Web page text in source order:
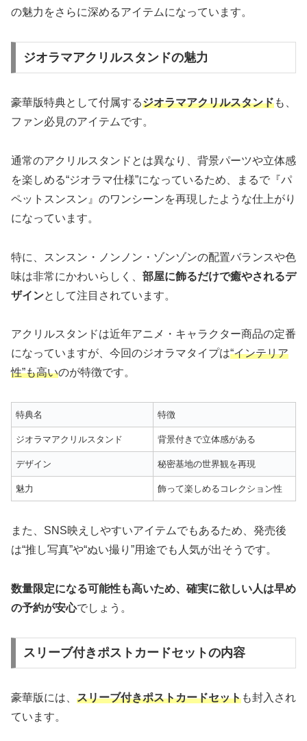
の魅力をさらに深めるアイテムになっています。
ジオラマアクリルスタンドの魅力
豪華版特典として付属するジオラマアクリルスタンドも、
ファン必見のアイテムです。
通常のアクリルスタンドとは異なり、背景パーツや立体感
を楽しめる“ジオラマ仕様”になっているため、まるで『パ
ペットスンスン』のワンシーンを再現したような仕上がり
になっています。
特に、スンスン・ノンノン・ゾンゾンの配置バランスや色
味は非常にかわいらしく、 部屋に飾るだけで癒やされるデ
ザインとして注目されています。
アクリルスタンドは近年アニメ・キャラクター商品の定番
になっていますが、今回のジオラマタイプは“インテリア
性”も高いのが特徴です。
特典名 特徴
ジオラマアクリルスタンド 背景付きで立体感がある
デザイン 秘密基地の世界観を再現
魅力 飾って楽しめるコレクション性
また、SNS映えしやすいアイテムでもあるため、発売後
は“推し写真”や“ぬい撮り”用途でも人気が出そうです。
数量限定になる可能性も高いため、確実に欲しい人は早め
の予約が安心でしょう。
スリーブ付きポストカードセットの内容
豪華版には、 スリーブ付きポストカードセットも封入され
ています。